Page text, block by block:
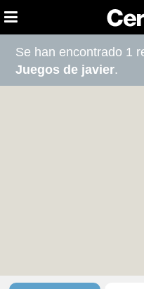
Se han encontrado 1
Juegos de javier.